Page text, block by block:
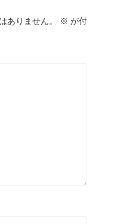
ありません。 ※ が付